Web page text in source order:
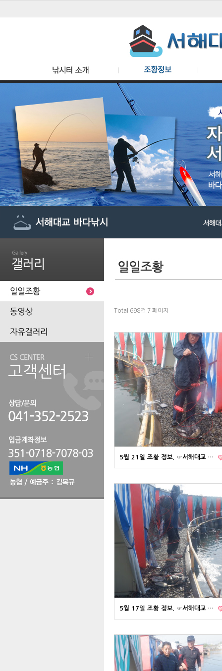
Total 698건 7 페이지
5월 21일 조황 정보. ☞서해대교 …
5월 17일 조황 정보. ☞서해대교 …